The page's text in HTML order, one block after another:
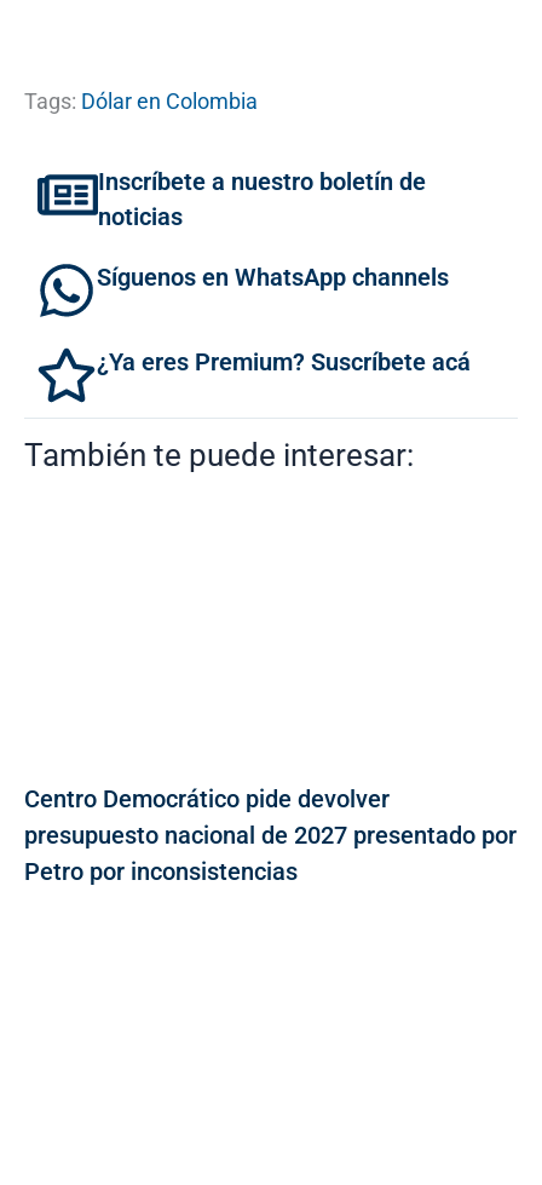
Tags: Dólar en Colombia
Inscríbete a nuestro boletín de
noticias
Síguenos en WhatsApp channels
¿Ya eres Premium? Suscríbete acá
También te puede interesar:
Centro Democrático pide devolver
presupuesto nacional de 2027 presentado por
Petro por inconsistencias